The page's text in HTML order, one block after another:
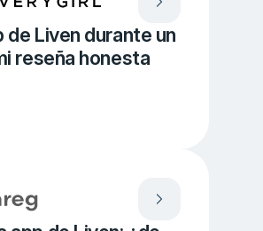
de Liven durante un
reseña honesta